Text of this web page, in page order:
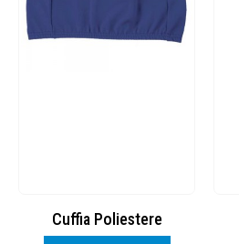
Cuffia Poliestere